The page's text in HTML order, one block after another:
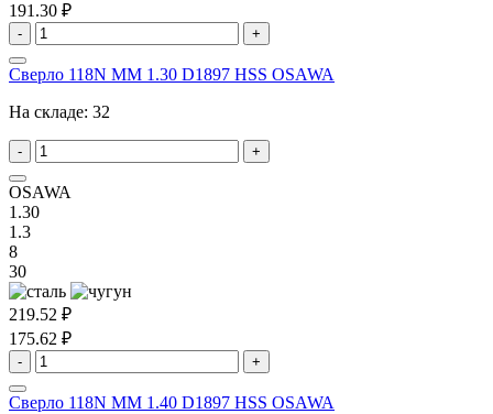
191.30 ₽
- +
Сверло 118N MM 1.30 D1897 HSS OSAWA
На складе: 32
- +
OSAWA
1.30
1.3
8
30
219.52 ₽
175.62 ₽
- +
Сверло 118N MM 1.40 D1897 HSS OSAWA